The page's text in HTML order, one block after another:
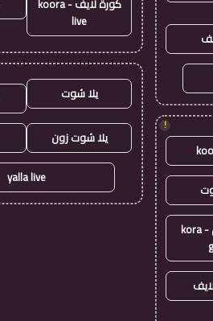
!
كورة جول - kora
كورة لايف - koora
live
يلا شوت
يلا شوت زون
yalla live